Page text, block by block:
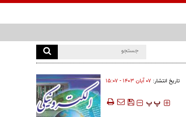
تاریخ انتشار: ۰۷ آبان ۱۴۰۳ - ۱۵:۰۷
‍‍‍ پ پ